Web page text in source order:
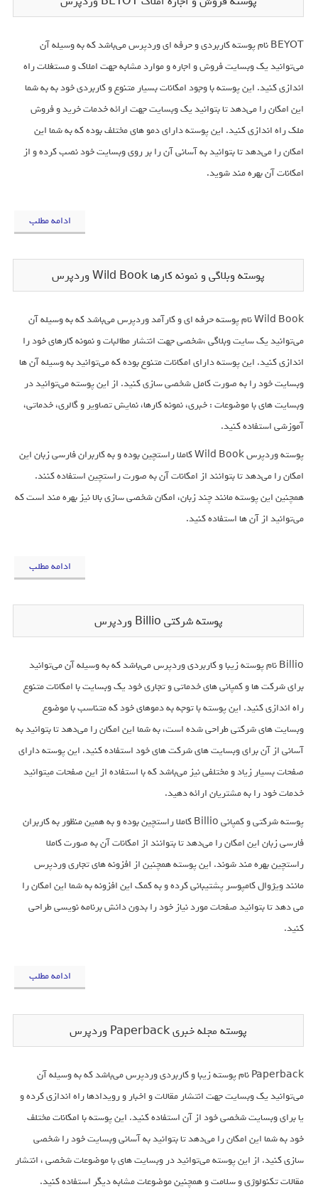
BEYOT نام پوسته کاربردی و حرفه ای وردپرس می‌باشد که به وسیله آن
می‌توانید یک وبسایت فروش و اجاره و موارد مشابه جهت املاک و مستغلات راه
اندازی کنید. این پوسته با وجود امکانات بسیار متنوع و کاربردی خود به به شما
این امکان را می‌دهد تا بتوانید یک وبسایت جهت ارائه خدمات خرید و فروش
ملک راه اندازی کنید. این پوسته دارای دمو های مختلف بوده که به شما این
امکان را می‌دهد تا بتوانید به آسانی آن را بر روی وبسایت خود نصب کرده و از
امکانات آن بهره مند شوید.
ادامه مطلب
پوسته وبلاگی و نمونه کارها Wild Book وردپرس
Wild Book نام پوسته حرفه ای و کارآمد وردپرس می‌باشد که به وسیله آن
می‌توانید یک سایت وبلاگی ،شخصی جهت انتشار مطالبات و نمونه کارهای خود را
اندازی کنید. این پوسته دارای امکانات متنوع بوده که می‌توانید به وسیله آن ها
وبسایت خود را به صورت کامل شخصی سازی کنید. از این پوسته می‌توانید در
وبسایت های با موضوعات : خبری، نمونه کارها، نمایش تصاویر و گالری، خدماتی،
آموزشی استفاده کنید.
پوسته وردپرس Wild Book کاملا راستچین بوده و به کاربران فارسی زبان این
امکان را می‌دهد تا بتوانند از امکانات آن به صورت راستچین استفاده کنند.
همچنین این پوسته مانند چند زبان، امکان شخصی سازی بالا نیز بهره مند است که
می‌توانید از آن ها استفاده کنید.
ادامه مطلب
پوسته شرکتی Billio وردپرس
Billio نام پوسته زیبا و کاربردی وردپرس می‌باشد که به وسیله آن می‌توانید
برای شرکت ها و کمپانی های خدماتی و تجاری خود یک وبسایت با امکانات متنوع
راه اندازی کنید. این پوسته با توجه به دموهای خود که متناسب با موضوع
وبسایت های شرکتی طراحی شده است، به شما این امکان را می‌دهد تا بتوانید به
آسانی از آن برای وبسایت های شرکت های خود استفاده کنید. این پوسته دارای
صفحات بسیار زیاد و مختلفی نیز می‌باشد که با استفاده از این صفحات میتوانید
خدمات خود را به مشتریان ارائه دهید.
پوسته شرکتی و کمپانی Billio کاملا راستچین بوده و به همین منظور به کاربران
فارسی زبان این امکان را می‌دهد تا بتوانند از امکانات آن به صورت کاملا
راستچین بهره مند شوند. این پوسته همچنین از افزونه های تجاری وردپرس
مانند ویژوال کامپوسر پشتیبانی کرده و به کمک این افزونه به شما این امکان را
می دهد تا بتوانید صفحات مورد نیاز خود را بدون دانش برنامه نویسی طراحی
کنید.
ادامه مطلب
پوسته مجله خبری Paperback وردپرس
Paperback نام پوسته زیبا و کاربردی وردپرس می‌باشد که به وسیله آن
می‌توانید یک وبسایت جهت انتشار مقالات و اخبار و رویدادها راه اندازی کرده و
یا برای وبسایت شخصی خود از آن استفاده کنید. این پوسته با امکانات مختلف
خود به شما این امکان را می‌دهد تا بتوانید به آسانی وبسایت خود را شخصی
سازی کنید. از این پوسته می‌توانید در وبسایت های با موضوعات شخصی ، انتشار
مقالات تکنولوژی و سلامت و همچنین موضوعات مشابه دیگر استفاده کنید.